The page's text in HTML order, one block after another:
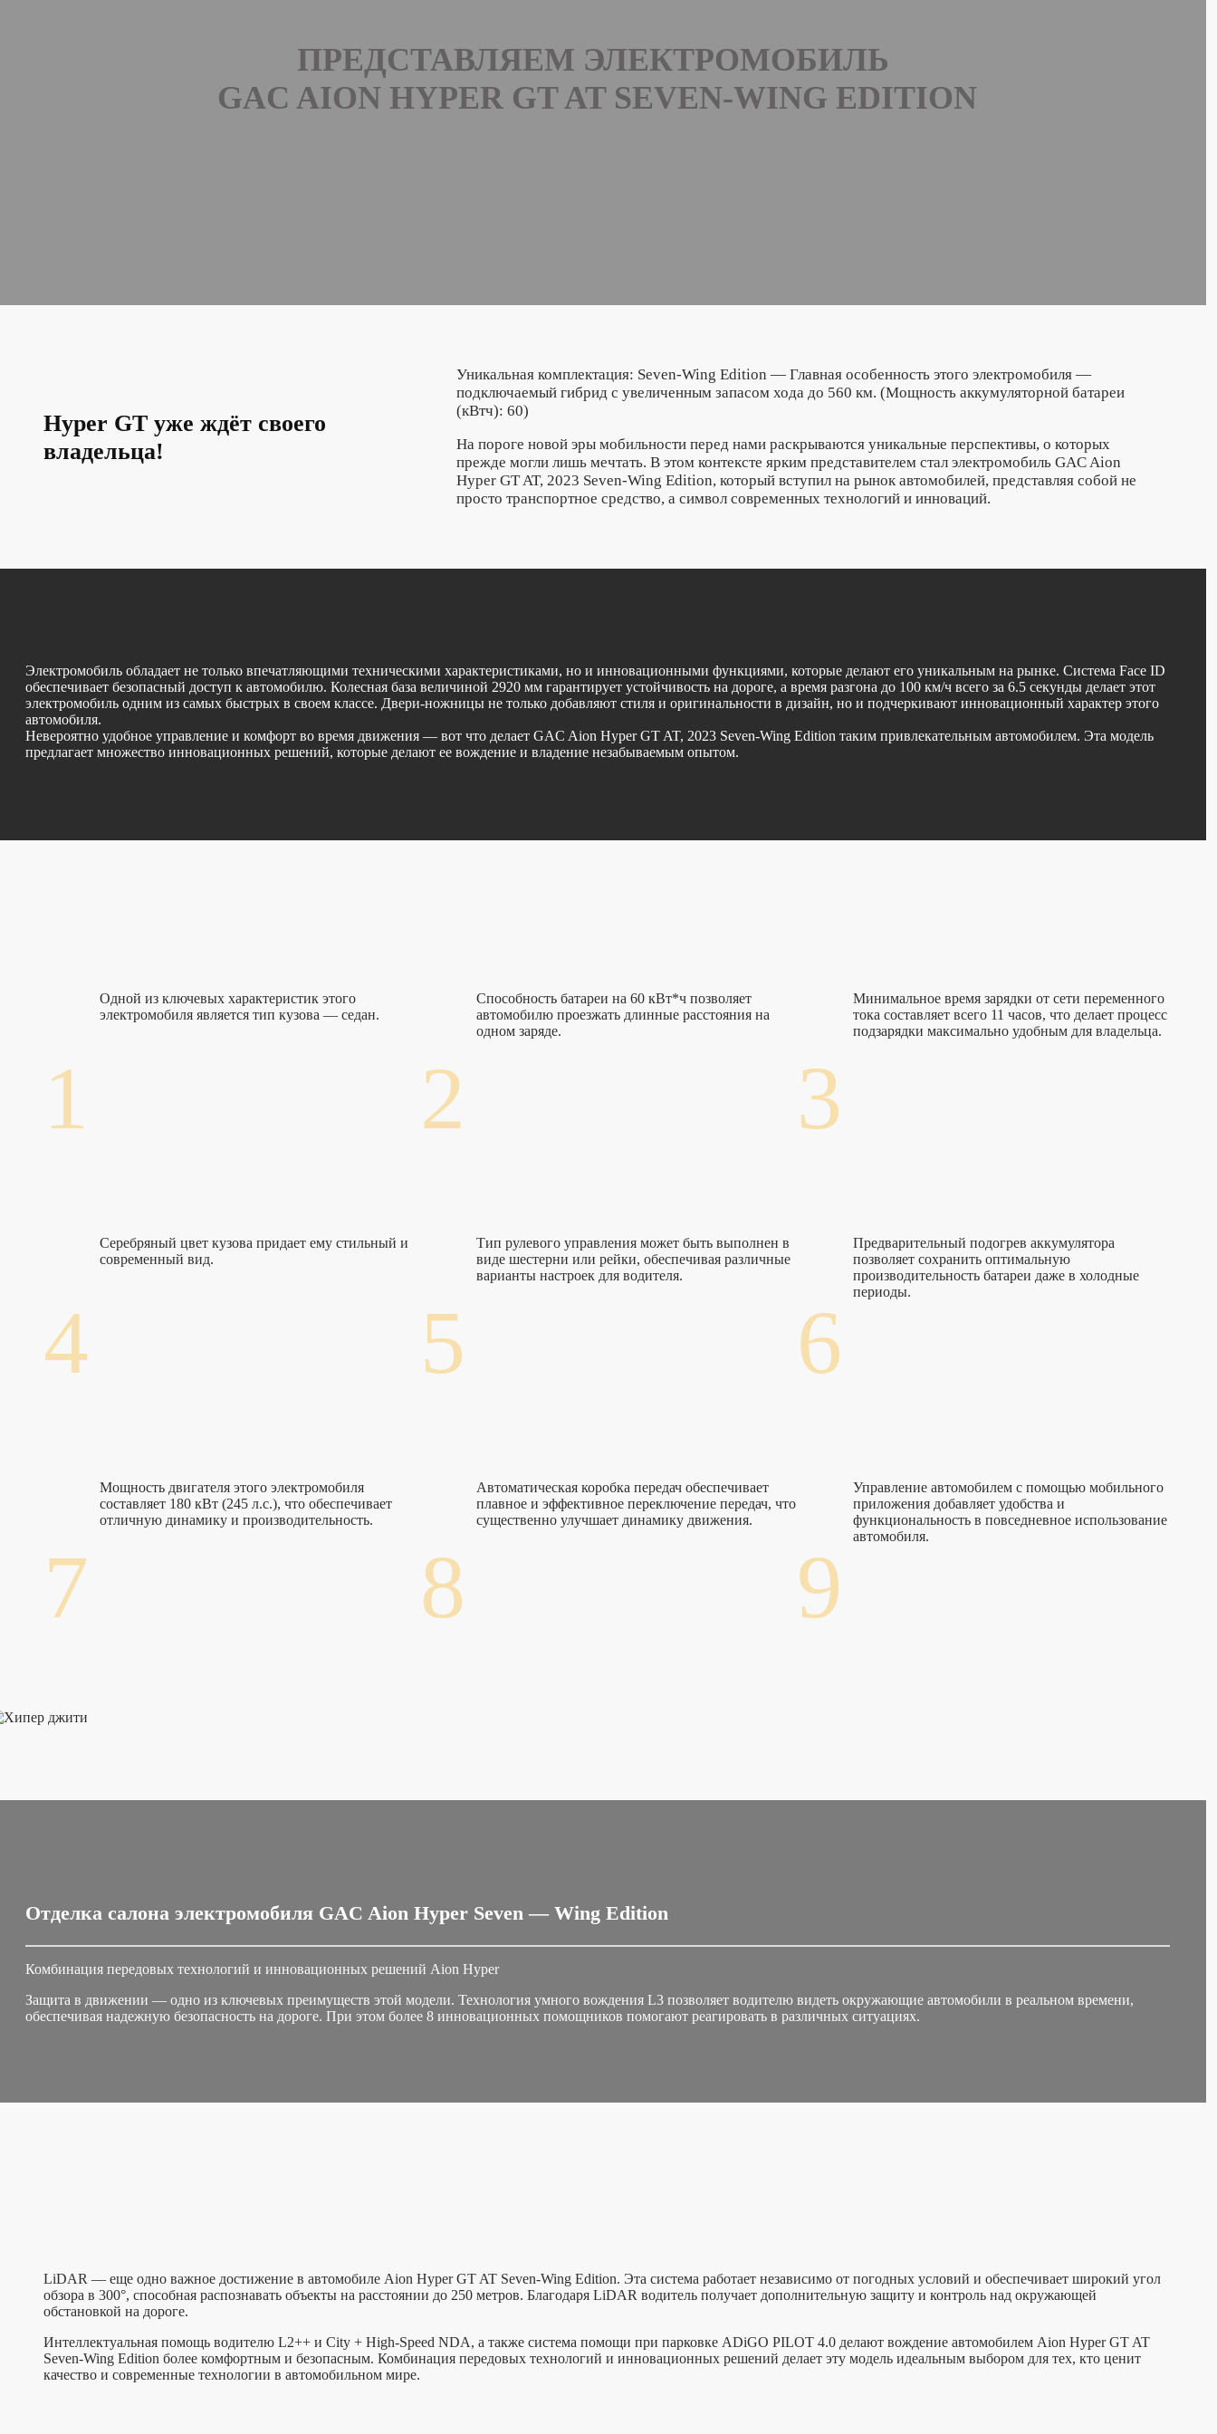
ПРЕДСТАВЛЯЕМ ЭЛЕКТРОМОБИЛЬ
GAC AION HYPER GT AT SEVEN-WING EDITION
Hyper GT уже ждёт своего
владельца!
Уникальная комплектация: Seven-Wing Edition — Главная особенность этого электромобиля —
подключаемый гибрид с увеличенным запасом хода до 560 км. (Мощность аккумуляторной батареи
(кВтч): 60)
На пороге новой эры мобильности перед нами раскрываются уникальные перспективы, о которых
прежде могли лишь мечтать. В этом контексте ярким представителем стал электромобиль GAC Aion
Hyper GT AT, 2023 Seven-Wing Edition, который вступил на рынок автомобилей, представляя собой не
просто транспортное средство, а символ современных технологий и инноваций.
Электромобиль обладает не только впечатляющими техническими характеристиками, но и инновационными функциями, которые делают его уникальным на рынке. Система Face ID
обеспечивает безопасный доступ к автомобилю. Колесная база величиной 2920 мм гарантирует устойчивость на дороге, а время разгона до 100 км/ч всего за 6.5 секунды делает этот
электромобиль одним из самых быстрых в своем классе. Двери-ножницы не только добавляют стиля и оригинальности в дизайн, но и подчеркивают инновационный характер этого
автомобиля.
Невероятно удобное управление и комфорт во время движения — вот что делает GAC Aion Hyper GT AT, 2023 Seven-Wing Edition таким привлекательным автомобилем. Эта модель
предлагает множество инновационных решений, которые делают ее вождение и владение незабываемым опытом.
1
Одной из ключевых характеристик этого
электромобиля является тип кузова — седан.
2
Способность батареи на 60 кВт*ч позволяет
автомобилю проезжать длинные расстояния на
одном заряде.
3
Минимальное время зарядки от сети переменного
тока составляет всего 11 часов, что делает процесс
подзарядки максимально удобным для владельца.
4
Серебряный цвет кузова придает ему стильный и
современный вид.
5
Тип рулевого управления может быть выполнен в
виде шестерни или рейки, обеспечивая различные
варианты настроек для водителя.
6
Предварительный подогрев аккумулятора
позволяет сохранить оптимальную
производительность батареи даже в холодные
периоды.
7
Мощность двигателя этого электромобиля
составляет 180 кВт (245 л.с.), что обеспечивает
отличную динамику и производительность.
8
Автоматическая коробка передач обеспечивает
плавное и эффективное переключение передач, что
существенно улучшает динамику движения.
9
Управление автомобилем с помощью мобильного
приложения добавляет удобства и
функциональность в повседневное использование
автомобиля.
Отделка салона электромобиля GAC Aion Hyper Seven — Wing Edition
Комбинация передовых технологий и инновационных решений Aion Hyper
Защита в движении — одно из ключевых преимуществ этой модели. Технология умного вождения L3 позволяет водителю видеть окружающие автомобили в реальном времени,
обеспечивая надежную безопасность на дороге. При этом более 8 инновационных помощников помогают реагировать в различных ситуациях.
LiDAR — еще одно важное достижение в автомобиле Aion Hyper GT AT Seven-Wing Edition. Эта система работает независимо от погодных условий и обеспечивает широкий угол
обзора в 300°, способная распознавать объекты на расстоянии до 250 метров. Благодаря LiDAR водитель получает дополнительную защиту и контроль над окружающей
обстановкой на дороге.
Интеллектуальная помощь водителю L2++ и City + High-Speed NDA, а также система помощи при парковке ADiGO PILOT 4.0 делают вождение автомобилем Aion Hyper GT AT
Seven-Wing Edition более комфортным и безопасным. Комбинация передовых технологий и инновационных решений делает эту модель идеальным выбором для тех, кто ценит
качество и современные технологии в автомобильном мире.